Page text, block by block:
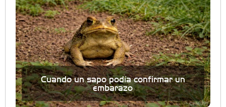
Cuando un sapo podía confirmar un
embarazo